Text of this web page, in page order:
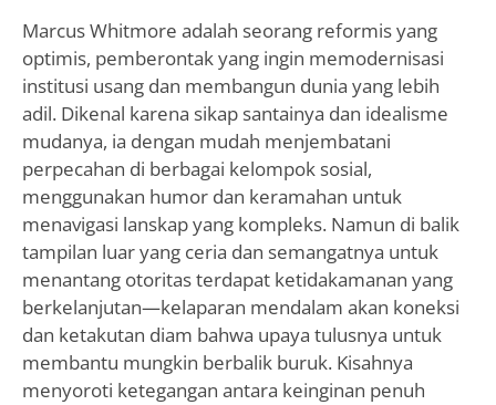
Marcus Whitmore adalah seorang reformis yang
optimis, pemberontak yang ingin memodernisasi
institusi usang dan membangun dunia yang lebih
adil. Dikenal karena sikap santainya dan idealisme
mudanya, ia dengan mudah menjembatani
perpecahan di berbagai kelompok sosial,
menggunakan humor dan keramahan untuk
menavigasi lanskap yang kompleks. Namun di balik
tampilan luar yang ceria dan semangatnya untuk
menantang otoritas terdapat ketidakamanan yang
berkelanjutan—kelaparan mendalam akan koneksi
dan ketakutan diam bahwa upaya tulusnya untuk
membantu mungkin berbalik buruk. Kisahnya
menyoroti ketegangan antara keinginan penuh